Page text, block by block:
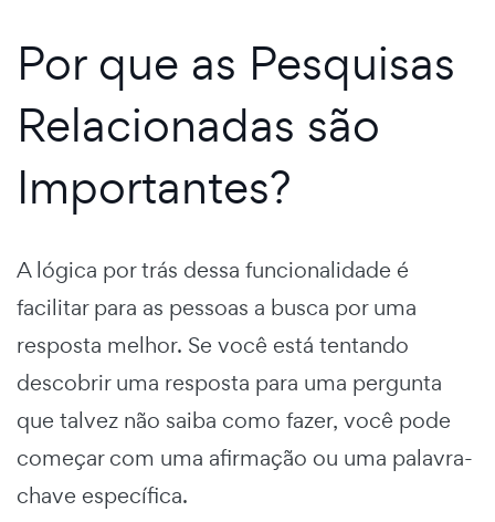
Por que as Pesquisas
Relacionadas são
Importantes?
A lógica por trás dessa funcionalidade é
facilitar para as pessoas a busca por uma
resposta melhor. Se você está tentando
descobrir uma resposta para uma pergunta
que talvez não saiba como fazer, você pode
começar com uma afirmação ou uma palavra-
chave específica.